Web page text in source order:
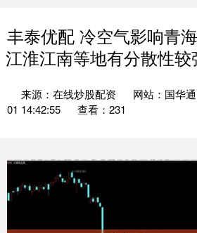
丰泰优配 冷空气影响青
江淮江南等地有分散性
来源：在线炒股配资 网站：国华
01 14:42:55
查看：231